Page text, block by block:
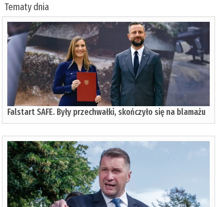
Tematy dnia
Falstart SAFE. Były przechwałki, skończyło się na blamażu